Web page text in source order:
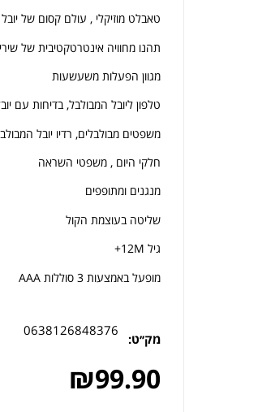
טאבלט מוזיקלי , עולם קסום של
תהנו מחוויה אינטרטקטיבית של
מגוון הפעלות משעשעות
טלפון ליובל המבולבל, בדיחות עם
משפטים מבולבלים, רדיו יובל
חלקי היום , משפטי השראה
מנגנים ומתופפים
שליטה בעוצמת הקול
גיל 12M+
מופעל באמצעות 3 סוללות AAA
מק׳׳ט:
0638126848376
₪99.90